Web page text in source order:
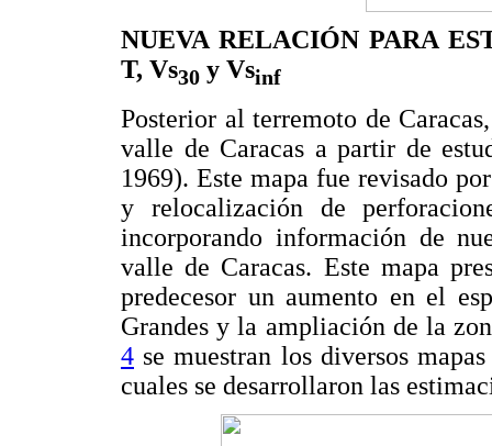
NUEVA RELACIÓN PARA
T, Vs30 y Vsinf
Posterior al terremoto de
valle de Caracas a partir de
1969). Este mapa fue revisado
y relocalización de
incorporando información de
valle de Caracas. Este mapa
predecesor un aumento en el
Grandes y la ampliación de la
4 se muestran los diversos
cuales se desarrollaron las